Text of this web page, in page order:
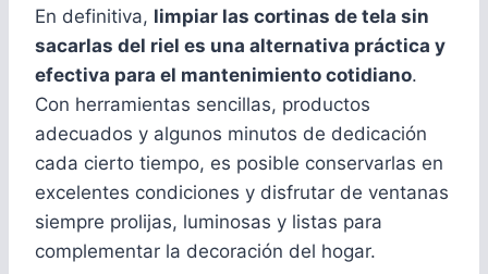
En definitiva, limpiar las cortinas de tela sin
sacarlas del riel es una alternativa práctica y
efectiva para el mantenimiento cotidiano.
Con herramientas sencillas, productos
adecuados y algunos minutos de dedicación
cada cierto tiempo, es posible conservarlas en
excelentes condiciones y disfrutar de ventanas
siempre prolijas, luminosas y listas para
complementar la decoración del hogar.